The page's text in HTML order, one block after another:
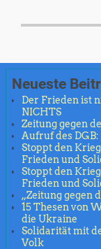
Neueste
Der Frieden ist
NICHTS
Zeitung gegen
Aufruf des
Stoppt den
Frieden und
Stoppt den
Frieden und
„Zeitung gegen
15 Thesen von
die Ukraine
Solidarität mit
Volk